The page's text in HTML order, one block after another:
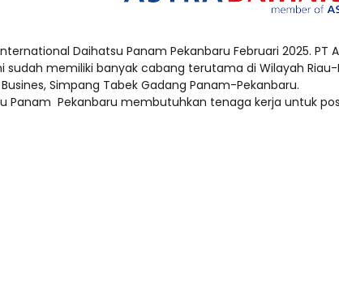
International Daihatsu Panam Pekanbaru Februari 2025.
memiliki banyak cabang terutama di Wilayah
Simpang Tabek Gadang Panam-Pekanbaru.
Panam Pekanbaru membutuhkan tenaga kerja untuk